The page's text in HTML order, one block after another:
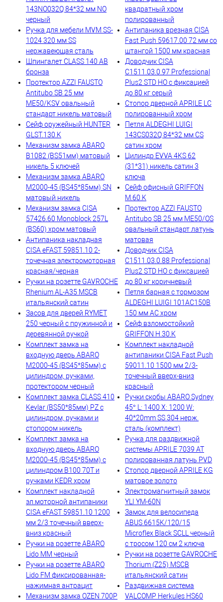
143NO032Q 84*32 мм NO
черный
Ручка для мебели MVM SS-
1024 320 мм SS
нержавеющая сталь
Шпингалет CLASS 140 AB
бронза
Протектор AZZI FAUSTO
Antitubo SB 25 мм
ME50/KSV овальный
стандарт никель матовый
Сейф оружейный HUNTER
GLST.130.K
Механизм замка ABARO
B1082 (BS51мм) матовый
никель 5 ключей
Механизм замка ABARO
M2000-45 (BS45*85мм) SN
матовый никель
Механизм замка CISA
57426.60 Monoblock 257L
(BS60) хром матовый
Антипаника накладная
CISA eFAST 59851.10 2-
точечная электромоторная
красная/черная
Ручки на розетте GAVROCHE
Rhenium AL-A35 MSCB
итальянский сатин
Засов для дверей RYMET
250 черный с пружинной и
деревянной ручкой
Комплект замка на
входную дверь ABARO
M2000-45 (BS45*85мм) с
цилиндром, ручками,
протектором черный
Комплект замка CLASS 410
Kevlar (BS50*85мм) PZ с
цилиндром, ручками и
стопором никель
Комплект замка на
входную дверь ABARO
M2000-45 (BS45*85мм) с
цилиндром B100 70T и
ручками KEDR хром
Комплект накладной
эл.моторной антипаники
CISA eFAST 59851.10 1200
мм 2/3 точечный вверх-
вниз красный
Ручки на розетте ABARO
Lido MM черный
Ручки на розетте ABARO
Lido FM фиксированная-
нажимная антрацит
Механизм замка OZEN 700P
квадратный хром
полированный
Антипаника врезная CISA
Fast Push 59617.00 72 мм со
штангой 1500 мм красная
Доводчик CISA
C1511.03.0.97 Professional
Plus2 STD HO с фиксацией
до 80 кг серый
Стопор дверной APRILE LC
полированный хром
Петля ALDEGHI LUIGI
143CS032Q 84*32 мм CS
сатин хром
Цилиндр EVVA 4KS 62
(31*31) никель сатин 3
ключа
Сейф офисный GRIFFON
M.60.K
Протектор AZZI FAUSTO
Antitubo SB 25 мм ME50/OS
овальный стандарт латунь
матовая
Доводчик CISA
C1511.03.0.88 Professional
Plus2 STD HO с фиксацией
до 80 кг коричневый
Петля барная с тормозом
ALDEGHI LUIGI 101AC150B
150 мм AC хром
Сейф взломостойкий
GRIFFON H.30.K
Комплект накладной
антипаники CISA Fast Push
59011.10 1500 мм 2/3-
точечный вверх-вниз
красный
Ручки скобы ABARO Sydney
45° L: 1400 X: 1200 W:
40*20mm SS 304 нерж.
сталь (комплект)
Ручка для раздвижной
системы APRILE 7039 AT
полированная латунь PVD
Стопор дверной APRILE KG
матовое золото
Электромагнитный замок
YLI YM-60N
Замок для велосипеда
ABUS 6615K/120/15
Microflex Black SCLL черный
с тросом 120 см 2 ключа
Ручки на розетте GAVROCHE
Thorium (Z25) MSCB
итальянский сатин
Раздвижная система
VALCOMP Herkules HS60